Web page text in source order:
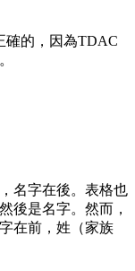
確的，因為TDAC
名字在後。表格也
後是名字。然而，
在前，姓（家族